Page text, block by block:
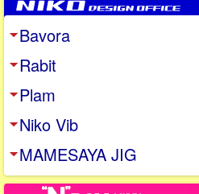
Bavora
Rabit
Plam
Niko Vib
MAMESAYA JIG